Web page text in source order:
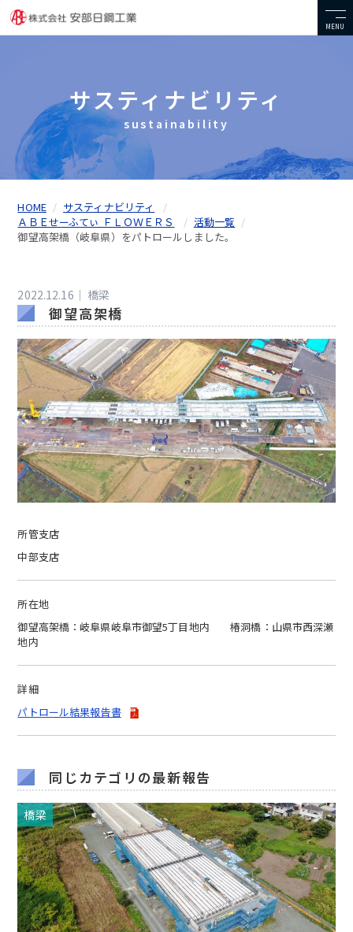
MENU
サスティナビリティ
sustainability
HOME
サスティナビリティ
ＡＢＥせーふてぃ ＦＬＯＷＥＲＳ
活動一覧
御望高架橋（岐阜県）をパトロールしました。
2022.12.16｜ 橋梁
御望高架橋
所管支店
中部支店
所在地
御望高架橋：岐阜県岐阜市御望5丁目地内 椿洞橋：山県市西深瀬
地内
詳細
パトロール結果報告書
同じカテゴリの最新報告
橋梁